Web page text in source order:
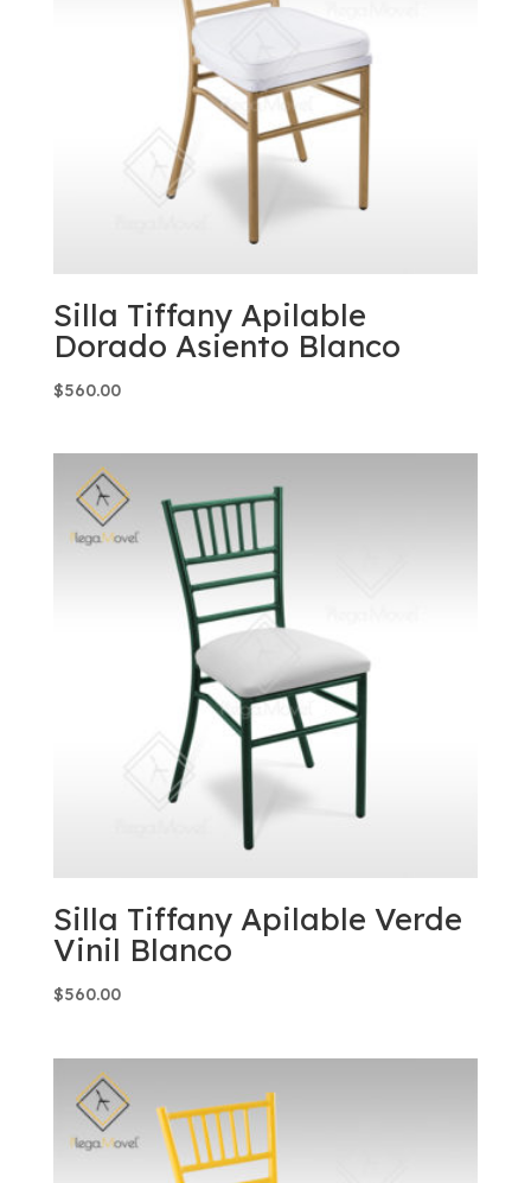
Silla Tiffany Apilable
Dorado Asiento Blanco
$560.00
Silla Tiffany Apilable Verde
Vinil Blanco
$560.00